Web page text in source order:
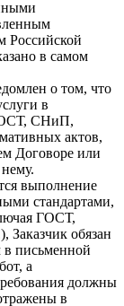
Российской
в самом
о том, что
в
СНиП,
актов,
Договоре или
выполнение
стандартами,
ГОСТ,
обязан
в письменной
а
должны
в